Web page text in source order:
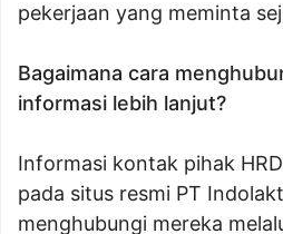
pekerjaan yang meminta
Bagaimana cara
informasi lebih lanjut?
Informasi kontak pihak
pada situs resmi PT
menghubungi mereka